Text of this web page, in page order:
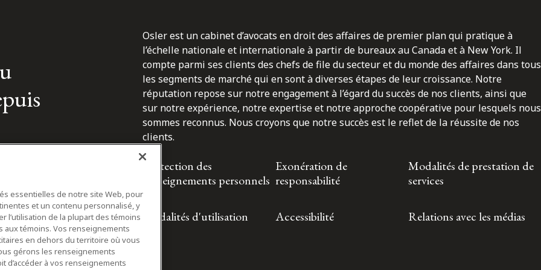
Osler est un cabinet d’avocats en droit des affaires de premier plan qui pratique à
l’échelle nationale et internationale à partir de bureaux au Canada et à New York. Il
compte parmi ses clients des chefs de file du secteur et du monde des affaires dans tous
les segments de marché qui en sont à diverses étapes de leur croissance. Notre
réputation repose sur notre engagement à l’égard du succès de nos clients, ainsi que
sur notre expérience, notre expertise et notre approche coopérative pour lesquels nous
sommes reconnus. Nous croyons que notre succès est le reflet de la réussite de nos
clients.
Protection des
renseignements personnels
Exonération de
responsabilité
Modalités de prestation de
services
Modalités d'utilisation Accessibilité Relations avec les médias
essentielles de notre site Web, pour
et un contenu personnalisé, y
l’utilisation de la plupart des témoins
témoins. Vos renseignements
en dehors du territoire où vous
gérons les renseignements
d’accéder à vos renseignements